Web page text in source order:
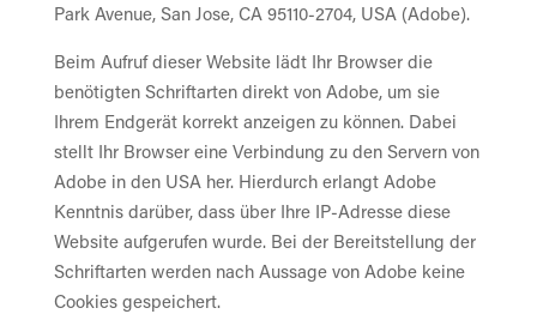
Park Avenue, San Jose, CA 95110-2704, USA (Adobe).
Beim Aufruf dieser Website lädt Ihr Browser die
benötigten Schriftarten direkt von Adobe, um sie
Ihrem Endgerät korrekt anzeigen zu können. Dabei
stellt Ihr Browser eine Verbindung zu den Servern von
Adobe in den USA her. Hierdurch erlangt Adobe
Kenntnis darüber, dass über Ihre IP-Adresse diese
Website aufgerufen wurde. Bei der Bereitstellung der
Schriftarten werden nach Aussage von Adobe keine
Cookies gespeichert.